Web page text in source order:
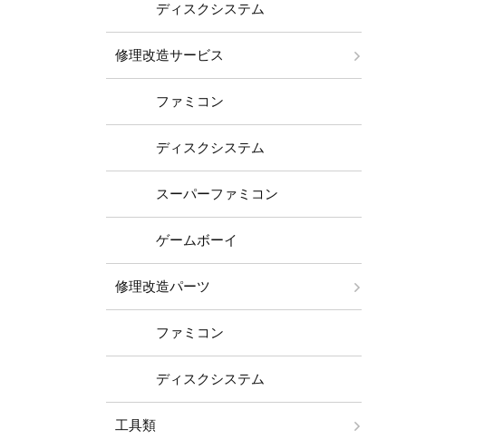
ディスクシステム
修理改造サービス
ファミコン
ディスクシステム
スーパーファミコン
ゲームボーイ
修理改造パーツ
ファミコン
ディスクシステム
工具類